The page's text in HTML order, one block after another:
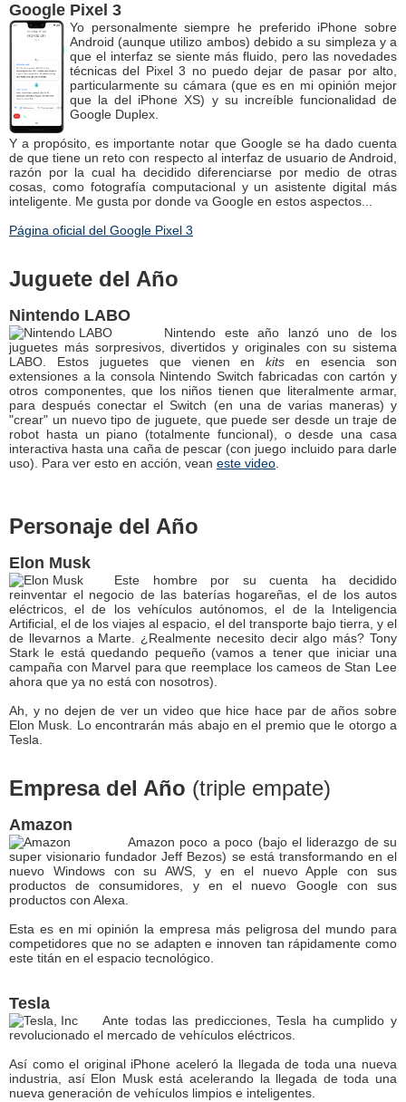
Google Pixel 3
Yo personalmente siempre he preferido iPhone sobre
Android (aunque utilizo ambos) debido a su simpleza y a
que el interfaz se siente más fluido, pero las novedades
técnicas del Pixel 3 no puedo dejar de pasar por alto,
particularmente su cámara (que es en mi opinión mejor
que la del iPhone XS) y su increíble funcionalidad de
Google Duplex.
Y a propósito, es importante notar que Google se ha dado cuenta
de que tiene un reto con respecto al interfaz de usuario de Android,
razón por la cual ha decidido diferenciarse por medio de otras
cosas, como fotografía computacional y un asistente digital más
inteligente. Me gusta por donde va Google en estos aspectos...
Página oficial del Google Pixel 3
Juguete del Año
Nintendo LABO
Nintendo este año lanzó uno de los
juguetes más sorpresivos, divertidos y originales con su sistema
LABO. Estos juguetes que vienen enkits en esencia son
extensiones a la consola Nintendo Switch fabricadas con cartón y
otros componentes, que los niños tienen que literalmente armar,
para después conectar el Switch (en una de varias maneras) y
"crear" un nuevo tipo de juguete, que puede ser desde un traje de
robot hasta un piano (totalmente funcional), o desde una casa
interactiva hasta una caña de pescar (con juego incluido para darle
uso). Para ver esto en acción, vean este video.
Personaje del Año
Elon Musk
Este hombre por su cuenta ha decidido
reinventar el negocio de las baterías hogareñas, el de los autos
eléctricos, el de los vehículos autónomos, el de la Inteligencia
Artificial, el de los viajes al espacio, el del transporte bajo tierra, y el
de llevarnos a Marte. ¿Realmente necesito decir algo más? Tony
Stark le está quedando pequeño (vamos a tener que iniciar una
campaña con Marvel para que reemplace los cameos de Stan Lee
ahora que ya no está con nosotros).
Ah, y no dejen de ver un video que hice hace par de años sobre
Elon Musk. Lo encontrarán más abajo en el premio que le otorgo a
Tesla.
Empresa del Año (triple empate)
Amazon
Amazon poco a poco (bajo el liderazgo de su
super visionario fundador Jeff Bezos) se está transformando en el
nuevo Windows con su AWS, y en el nuevo Apple con sus
productos de consumidores, y en el nuevo Google con sus
productos con Alexa.
Esta es en mi opinión la empresa más peligrosa del mundo para
competidores que no se adapten e innoven tan rápidamente como
este titán en el espacio tecnológico.
Tesla
Ante todas las predicciones, Tesla ha cumplido y
revolucionado el mercado de vehículos eléctricos.
Así como el original iPhone aceleró la llegada de toda una nueva
industria, así Elon Musk está acelerando la llegada de toda una
nueva generación de vehículos limpios e inteligentes.